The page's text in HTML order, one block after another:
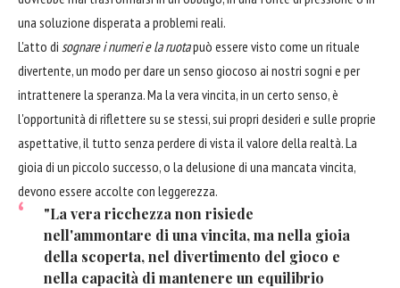
una soluzione disperata a problemi reali.
L'atto di sognare i numeri e la ruotapuò essere visto come un rituale
divertente, un modo per dare un senso giocoso ai nostri sogni e per
intrattenere la speranza. Ma la vera vincita, in un certo senso, è
l'opportunità di riflettere su se stessi, sui propri desideri e sulle proprie
aspettative, il tutto senza perdere di vista il valore della realtà. La
gioia di un piccolo successo, o la delusione di una mancata vincita,
devono essere accolte con leggerezza.
"La vera ricchezza non risiede
nell'ammontare di una vincita, ma nella gioia
della scoperta, nel divertimento del gioco e
nella capacità di mantenere un equilibrio